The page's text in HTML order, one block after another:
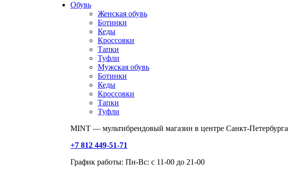
Обувь
Женская обувь
Ботинки
Кеды
Кроссовки
Тапки
Туфли
Мужская обувь
Ботинки
Кеды
Кроссовки
Тапки
Туфли
MINT — мультибрендовый магазин в центре Санкт-Петербурга
+7 812 449-51-71
График работы: Пн-Вс: с 11-00 до 21-00